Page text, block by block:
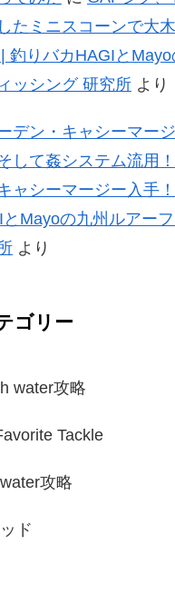
たミニスコーンで大
釣りバカHAGIと
ッシング 研究所 より
デン・キャシーマー
して姦システム流用！
ャシーマージー入手
とMayoの九州ルアー
より
ゴリー
water攻略
Tackle
攻略
ド